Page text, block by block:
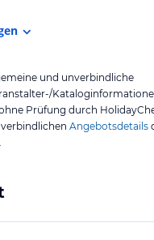
und unverbindliche
Prüfung durch
Angebotsdetails